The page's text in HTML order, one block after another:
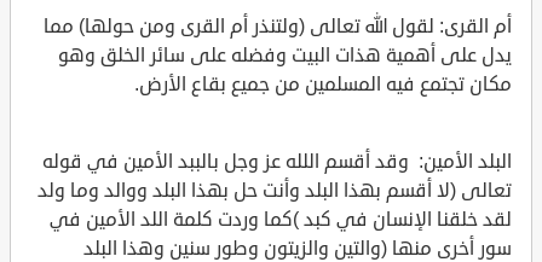
أم القرى: لقول الله تعالى (ولتنذر أم القرى ومن حولها) مما
يدل على أهمية هذات البيت وفضله على سائر الخلق وهو
مكان تجتمع فيه المسلمين من جميع بقاع الأرض.
البلد الأمين: وقد أقسم اللله عز وجل بالببد الأمين في قوله
تعالى (لا أقسم بهذا البلد وأنت حل بهذا البلد ووالد وما ولد
لقد خلقنا الإنسان في كبد )كما وردت كلمة اللد الأمين في
سور أخرى منها (والتين والزيتون وطور سنين وهذا البلد